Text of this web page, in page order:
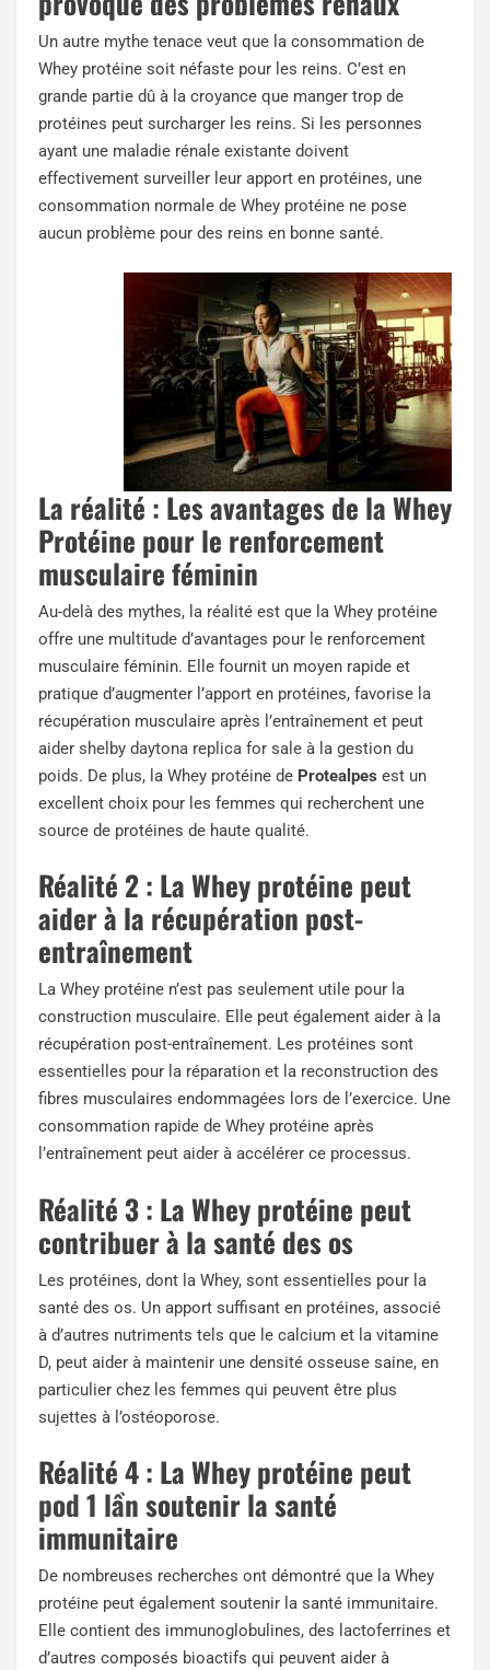
Un autre mythe tenace veut que la consommation de
Whey protéine soit néfaste pour les reins. C’est en
grande partie dû à la croyance que manger trop de
protéines peut surcharger les reins. Si les personnes
ayant une maladie rénale existante doivent
effectivement surveiller leur apport en protéines, une
consommation normale de Whey protéine ne pose
aucun problème pour des reins en bonne santé.
La réalité : Les avantages de la Whey
Protéine pour le renforcement
musculaire féminin
Au-delà des mythes, la réalité est que la Whey protéine
offre une multitude d’avantages pour le renforcement
musculaire féminin. Elle fournit un moyen rapide et
pratique d’augmenter l’apport en protéines, favorise la
récupération musculaire après l’entraînement et peut
aider shelby daytona replica for sale à la gestion du
poids. De plus, la Whey protéine de Protealpes est un
excellent choix pour les femmes qui recherchent une
source de protéines de haute qualité.
Réalité 2 : La Whey protéine peut
aider à la récupération post-
entraînement
La Whey protéine n’est pas seulement utile pour la
construction musculaire. Elle peut également aider à la
récupération post-entraînement. Les protéines sont
essentielles pour la réparation et la reconstruction des
fibres musculaires endommagées lors de l’exercice. Une
consommation rapide de Whey protéine après
l’entraînement peut aider à accélérer ce processus.
Réalité 3 : La Whey protéine peut
contribuer à la santé des os
Les protéines, dont la Whey, sont essentielles pour la
santé des os. Un apport suffisant en protéines, associé
à d’autres nutriments tels que le calcium et la vitamine
D, peut aider à maintenir une densité osseuse saine, en
particulier chez les femmes qui peuvent être plus
sujettes à l’ostéoporose.
Réalité 4 : La Whey protéine peut
pod 1 lầnsoutenir la santé
immunitaire
De nombreuses recherches ont démontré que la Whey
protéine peut également soutenir la santé immunitaire.
Elle contient des immunoglobulines, des lactoferrines et
d’autres composés bioactifs qui peuvent aider à